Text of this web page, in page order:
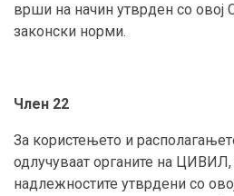
врши на начин утврден со овој
законски норми.
Член 22
За користењето и
одлучуваат органите на ЦИВИЛ,
надлежностите утврдени со